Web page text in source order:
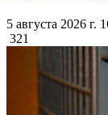
5 августа 2026 г.
321